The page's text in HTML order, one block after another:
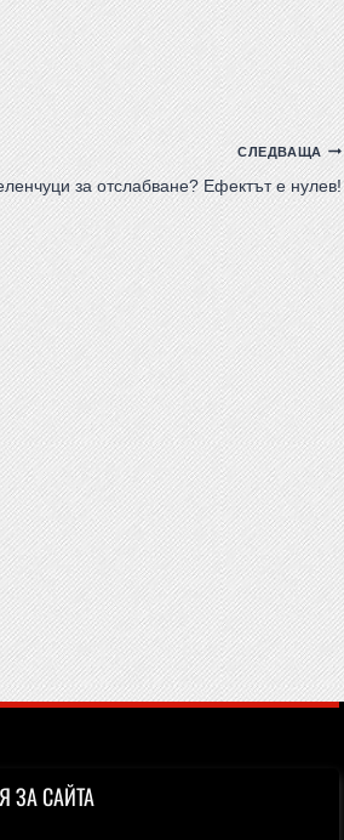
СЛЕДВАЩА
за отслабване? Ефектът е нулев!
ЗА САЙТА